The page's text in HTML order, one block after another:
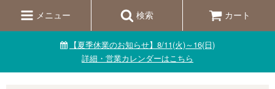
メニュー 検索 カート
【夏季休業のお知らせ】8/11(火)～16(日)
詳細・営業カレンダーはこちら